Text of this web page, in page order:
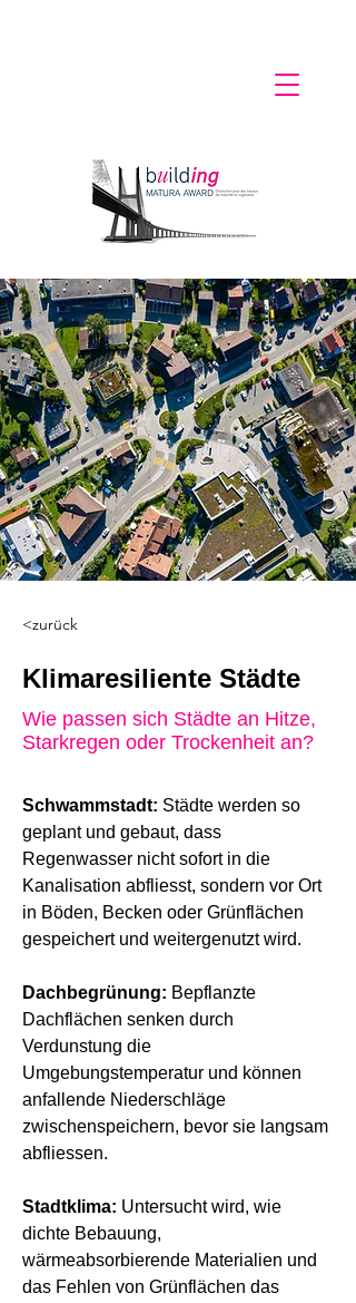
<zurück
Klimaresiliente Städte
Wie passen sich Städte an Hitze,
Starkregen oder Trockenheit an?
Schwammstadt: Städte werden so
geplant und gebaut, dass
Regenwasser nicht sofort in die
Kanalisation abfliesst, sondern vor Ort
in Böden, Becken oder Grünflächen
gespeichert und weitergenutzt wird.
Dachbegrünung: Bepflanzte
Dachflächen senken durch
Verdunstung die
Umgebungstemperatur und können
anfallende Niederschläge
zwischenspeichern, bevor sie langsam
abfliessen.
Stadtklima: Untersucht wird, wie
dichte Bebauung,
wärmeabsorbierende Materialien und
das Fehlen von Grünflächen das